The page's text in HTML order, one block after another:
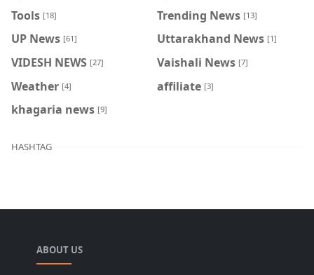
Tools [18] Trending News [13]
UP News [61] Uttarakhand News [1]
VIDESH NEWS [27] Vaishali News [7]
Weather [4] affiliate [3]
khagaria news [9]
HASHTAG
ABOUT US